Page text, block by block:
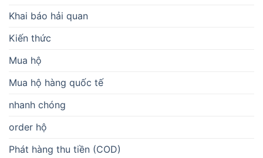
Khai báo hải quan
Kiến thức
Mua hộ
Mua hộ hàng quốc tế
nhanh chóng
order hộ
Phát hàng thu tiền (COD)